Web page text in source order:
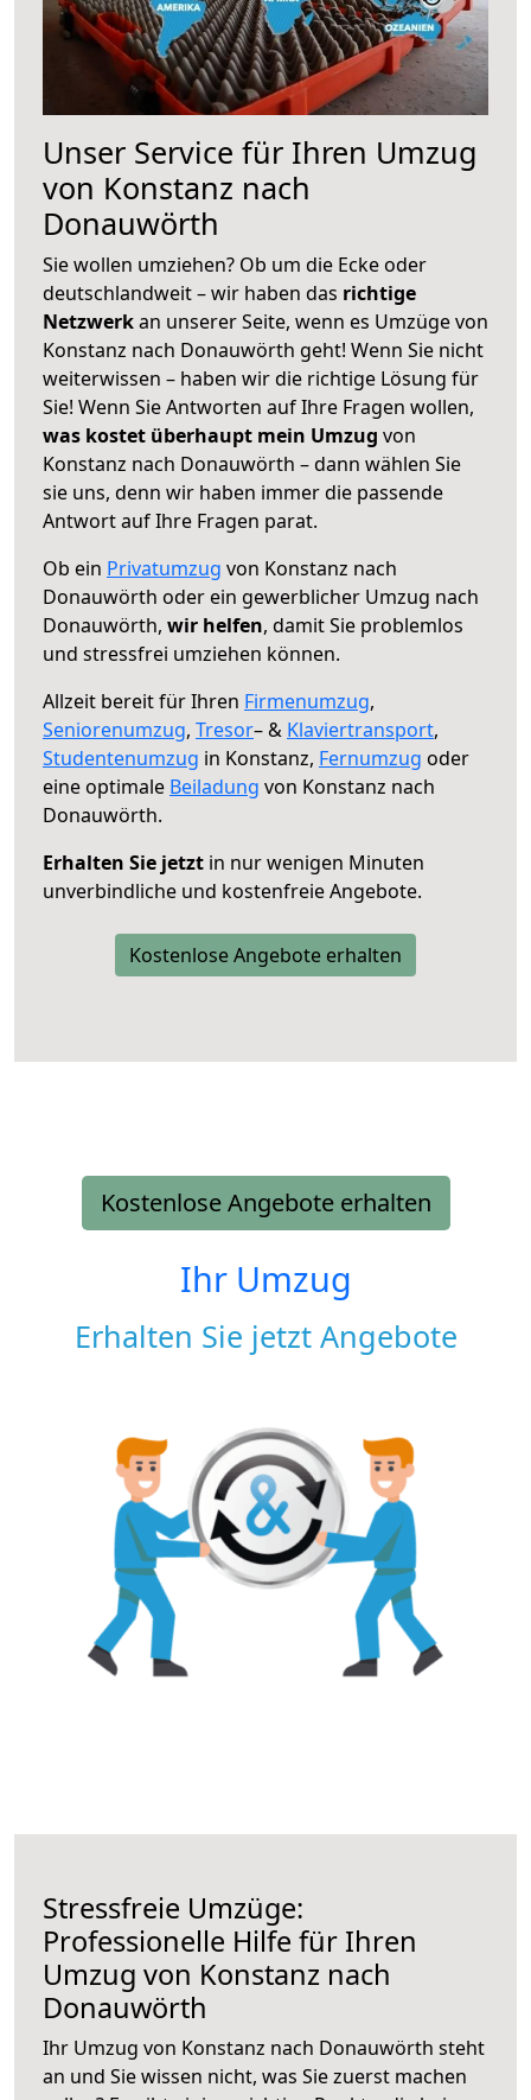
Unser Service für Ihren Umzug
von Konstanz nach
Donauwörth
Sie wollen umziehen? Ob um die Ecke oder
deutschlandweit – wir haben das richtige
Netzwerkan unserer Seite, wenn es Umzüge von
Konstanz nach Donauwörth geht! Wenn Sie nicht
weiterwissen – haben wir die richtige Lösung für
Sie! Wenn Sie Antworten auf Ihre Fragen wollen,
was kostet überhaupt mein Umzug von
Konstanz nach Donauwörth – dann wählen Sie
sie uns, denn wir haben immer die passende
Antwort auf Ihre Fragen parat.
Ob ein Privatumzug von Konstanz nach
Donauwörth oder ein gewerblicher Umzug nach
Donauwörth, wir helfen, damit Sie problemlos
und stressfrei umziehen können.
Allzeit bereit für Ihren Firmenumzug,
Seniorenumzug, Tresor– & Klaviertransport,
Studentenumzug in Konstanz, Fernumzug oder
eine optimale Beiladung von Konstanz nach
Donauwörth.
Erhalten Sie jetzt in nur wenigen Minuten
unverbindliche und kostenfreie Angebote.
Kostenlose Angebote erhalten
Kostenlose Angebote erhalten
Ihr Umzug
Erhalten Sie jetzt Angebote
Stressfreie Umzüge:
Professionelle Hilfe für Ihren
Umzug von Konstanz nach
Donauwörth
Ihr Umzug von Konstanz nach Donauwörth steht
an und Sie wissen nicht, was Sie zuerst machen